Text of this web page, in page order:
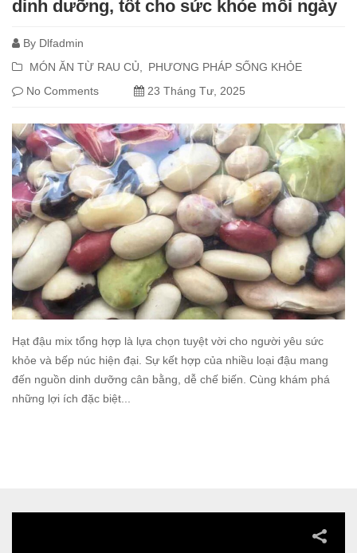
dinh dưỡng, tốt cho sức khỏe mỗi ngày
By Dlfadmin
MÓN ĂN TỪ RAU CỦ
PHƯƠNG PHÁP SỐNG KHỎE
No Comments
23 Tháng Tư, 2025
Hạt đậu mix tổng hợp là lựa chọn tuyệt vời cho người yêu sức
khỏe và bếp núc hiện đại. Sự kết hợp của nhiều loại đậu mang
đến nguồn dinh dưỡng cân bằng, dễ chế biến. Cùng khám phá
những lợi ích đặc biệt...